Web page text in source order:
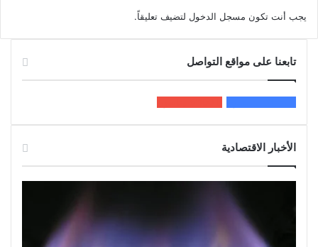
يجب أنت تكون مسجل الدخول لتضيف تعليقاً.
تابعنا على مواقع التواصل
الأخبار الاقتصادية